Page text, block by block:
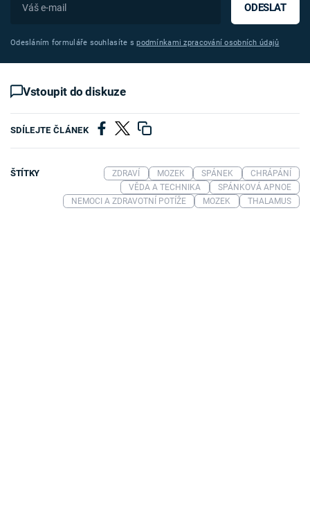
ODESLAT
Odesláním formuláře souhlasíte spodmínkami zpracování osobních údajů
Vstoupit do diskuze
SDÍLEJTE ČLÁNEK
ŠTÍTKY ZDRAVÍ MOZEK SPÁNEK
CHRÁPÁNÍ
VĚDA A TECHNIKA
SPÁNKOVÁ APNOE
NEMOCI A ZDRAVOTNÍ POTÍŽE
MOZEK THALAMUS